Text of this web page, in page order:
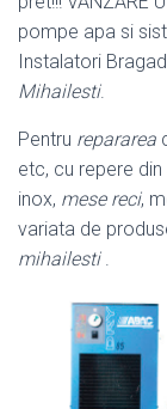
pompe apa si
Instalatori
Mihailesti.
Pentru repararea
etc, cu repere
inox, mese reci,
variata de
mihailesti.